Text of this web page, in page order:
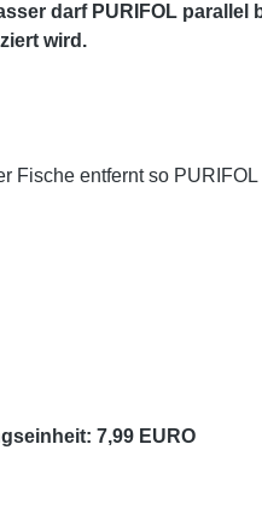
darf PURIFOL
wird.
Fische entfernt so
7,99 EURO